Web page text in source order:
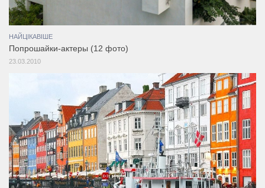
НАЙЦІКАВІШЕ
Попрошайки-актеры (12 фото)
23.03.2010